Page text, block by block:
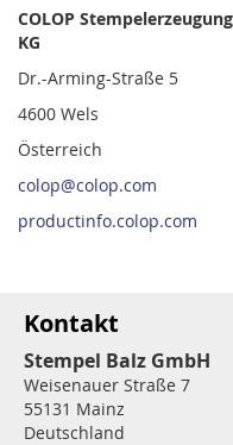
COLOP
KG
Dr.-Arming-Straße 5
4600 Wels
Österreich
colop@colop.com
productinfo.colop.com
Kontakt
Stempel Balz GmbH
Weisenauer Straße 7
55131 Mainz
Deutschland